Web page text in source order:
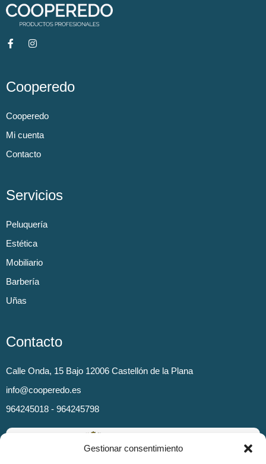
Gestionar consentimiento
Cooperedo
Cooperedo
Mi cuenta
Contacto
Servicios
Peluquería
Estética
Mobiliario
Barbería
Uñas
Contacto
Calle Onda, 15 Bajo 12006 Castellón de la Plana
info@cooperedo.es
964245018 - 964245798